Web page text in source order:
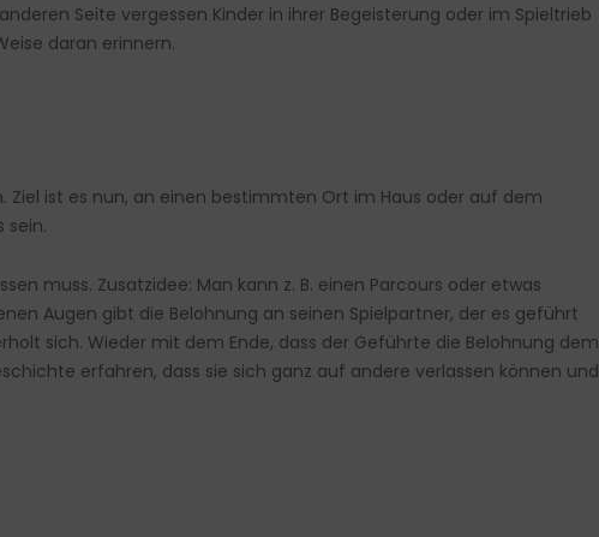
Seite vergessen Kinder in ihrer Begeisterung oder im Spieltrieb
daran erinnern.
ist es nun, an einen bestimmten Ort im Haus oder auf dem
sein.
muss. Zusatzidee: Man kann z. B. einen Parcours oder etwas
Augen gibt die Belohnung an seinen Spielpartner, der es geführt
sich. Wieder mit dem Ende, dass der Geführte die Belohnung dem
erfahren, dass sie sich ganz auf andere verlassen können und